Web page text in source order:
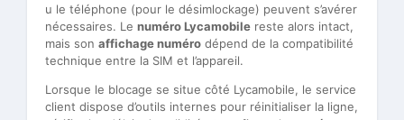
u le téléphone (pour le désimlockage) peuvent s’avérer
nécessaires. Le numéro Lycamobile reste alors intact,
mais son affichage numéro dépend de la compatibilité
technique entre la SIM et l’appareil.
Lorsque le blocage se situe côté Lycamobile, le service
client dispose d’outils internes pour réinitialiser la ligne,